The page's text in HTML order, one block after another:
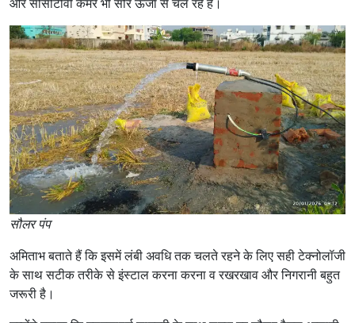
सौलर पंप
अमिताभ बताते हैं कि इसमें लंबी अवधि तक चलते रहने के लिए सही टेक्नोलॉजी
के साथ सटीक तरीके से इंस्टाल करना करना व रखरखाव और निगरानी बहुत
जरूरी है।